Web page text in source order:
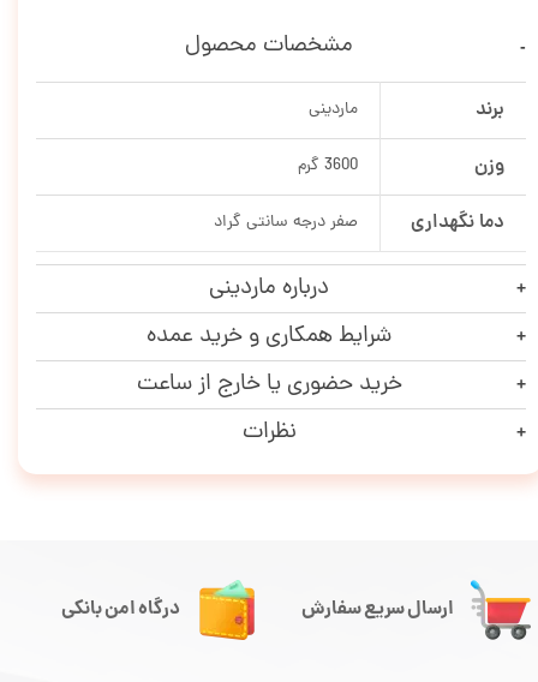
مشخصات محصول
برند ماردینی
وزن 3600 گرم
دما نگهداری صفر درجه سانتی گراد
درباره ماردینی
شرایط همکاری و خرید عمده
خرید حضوری یا خارج از ساعت
نظرات
ارسال سریع سفارش درگاه امن بانکی